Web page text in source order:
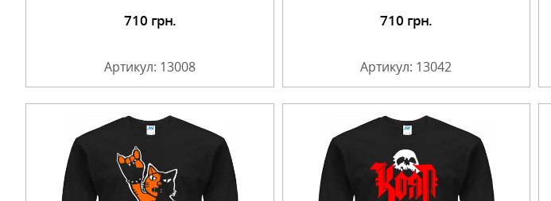
710 грн.
Артикул: 13008
Подробнее 710 грн.
Артикул: 13042
Подробнее